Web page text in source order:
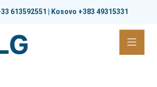
613592551 | Kosovo +383 49315331